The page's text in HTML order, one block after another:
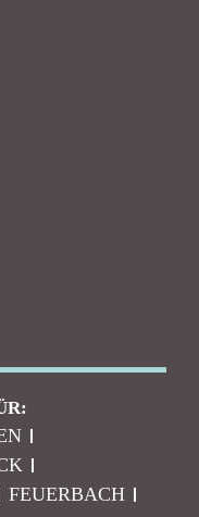
FEUERBACH